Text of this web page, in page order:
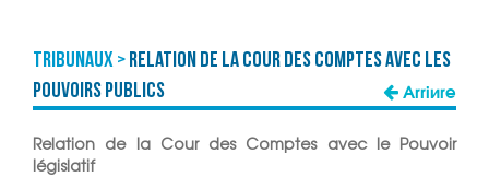
TRIBUNAUX >Relation de la Cour des Comptes avec les
Pouvoirs Publics
Arrière
Relation de la Cour des Comptes avec le Pouvoir
législatif